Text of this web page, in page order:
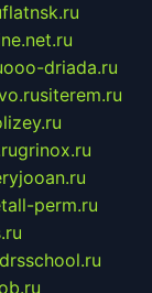
flatnsk.ru
ooo-driada.ru
siterem.ru
grinox.ru
perm.ru
drsschool.ru